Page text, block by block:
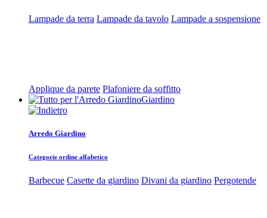
Lampade da terra Lampade da tavolo Lampade a sospensione
Applique da parete Plafoniere da soffitto
Giardino
Arredo Giardino
Categorie ordine alfabetico
Barbecue Casette da giardino Divani da giardino Pergotende